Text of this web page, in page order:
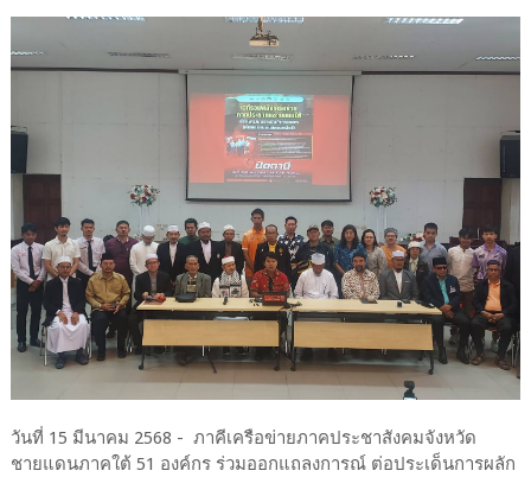
วันที่ 15 มีนาคม 2568 - ภาคีเครือข่ายภาคประชาสังคมจังหวัด
ชายแดนภาคใต้ 51 องค์กร ร่วมออกแถลงการณ์ ต่อประเด็นการผลัก